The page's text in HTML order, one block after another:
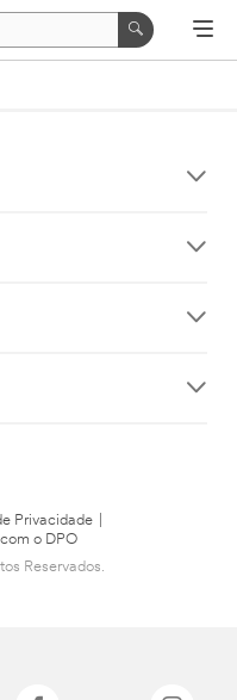
Privacidade
o DPO
Reservados.